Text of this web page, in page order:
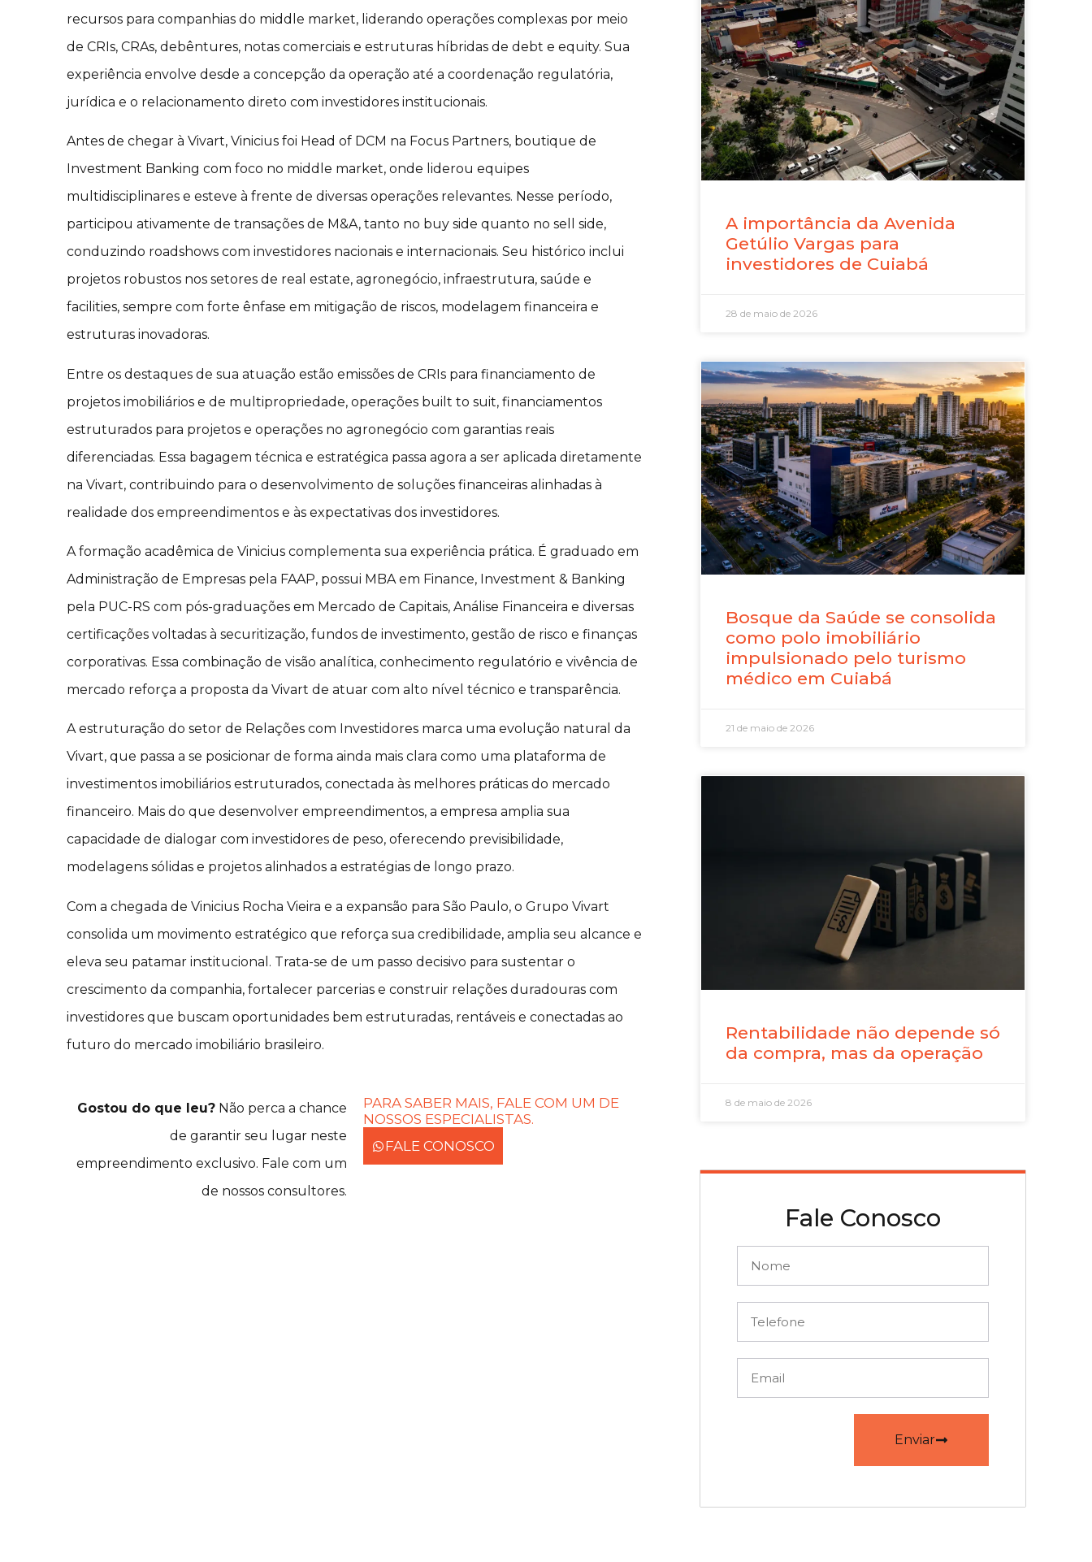
recursos para companhias do middle market, liderando operações complexas por meio
de CRIs, CRAs, debêntures, notas comerciais e estruturas híbridas de debt e equity. Sua
experiência envolve desde a concepção da operação até a coordenação regulatória,
jurídica e o relacionamento direto com investidores institucionais.
Antes de chegar à Vivart, Vinicius foi Head of DCM na Focus Partners, boutique de
Investment Banking com foco no middle market, onde liderou equipes
multidisciplinares e esteve à frente de diversas operações relevantes. Nesse período,
participou ativamente de transações de M&A, tanto no buy side quanto no sell side,
conduzindo roadshows com investidores nacionais e internacionais. Seu histórico inclui
projetos robustos nos setores de real estate, agronegócio, infraestrutura, saúde e
facilities, sempre com forte ênfase em mitigação de riscos, modelagem financeira e
estruturas inovadoras.
Entre os destaques de sua atuação estão emissões de CRIs para financiamento de
projetos imobiliários e de multipropriedade, operações built to suit, financiamentos
estruturados para projetos e operações no agronegócio com garantias reais
diferenciadas. Essa bagagem técnica e estratégica passa agora a ser aplicada diretamente
na Vivart, contribuindo para o desenvolvimento de soluções financeiras alinhadas à
realidade dos empreendimentos e às expectativas dos investidores.
A formação acadêmica de Vinicius complementa sua experiência prática. É graduado em
Administração de Empresas pela FAAP, possui MBA em Finance, Investment & Banking
pela PUC-RS com pós-graduações em Mercado de Capitais, Análise Financeira e diversas
certificações voltadas à securitização, fundos de investimento, gestão de risco e finanças
corporativas. Essa combinação de visão analítica, conhecimento regulatório e vivência de
mercado reforça a proposta da Vivart de atuar com alto nível técnico e transparência.
A estruturação do setor de Relações com Investidores marca uma evolução natural da
Vivart, que passa a se posicionar de forma ainda mais clara como uma plataforma de
investimentos imobiliários estruturados, conectada às melhores práticas do mercado
financeiro. Mais do que desenvolver empreendimentos, a empresa amplia sua
capacidade de dialogar com investidores de peso, oferecendo previsibilidade,
modelagens sólidas e projetos alinhados a estratégias de longo prazo.
Com a chegada de Vinicius Rocha Vieira e a expansão para São Paulo, o Grupo Vivart
consolida um movimento estratégico que reforça sua credibilidade, amplia seu alcance e
eleva seu patamar institucional. Trata-se de um passo decisivo para sustentar o
crescimento da companhia, fortalecer parcerias e construir relações duradouras com
investidores que buscam oportunidades bem estruturadas, rentáveis e conectadas ao
futuro do mercado imobiliário brasileiro.
Gostou do que leu? Não perca a chance
de garantir seu lugar neste
empreendimento exclusivo. Fale com um
de nossos consultores.
PARA SABER MAIS, FALE COM UM DE
NOSSOS ESPECIALISTAS.
FALE CONOSCO
A importância da Avenida
Getúlio Vargas para
investidores de Cuiabá
28 de maio de 2026
Bosque da Saúde se consolida
como polo imobiliário
impulsionado pelo turismo
médico em Cuiabá
21 de maio de 2026
Rentabilidade não depende só
da compra, mas da operação
8 de maio de 2026
Fale Conosco
Enviar